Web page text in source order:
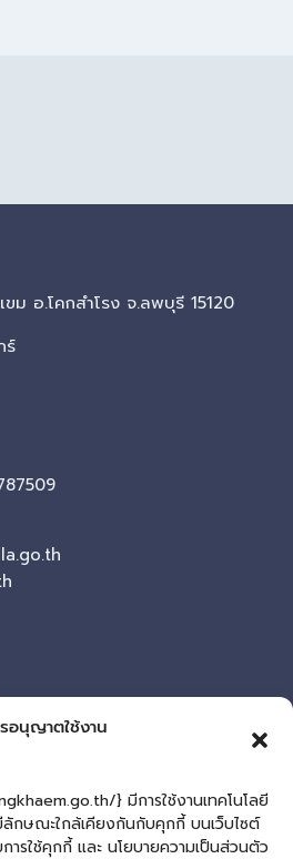
อนุญาตใช้งาน
} มีการใช้งานเทคโนโลยี
กษณะใกล้เคียงกันกับคุกกี้ บนเว็บไซต์
ารใช้คุกกี้ และ นโยบายความเป็นส่วนตัว
ม อ.โคกสำโรง จ.ลพบุรี 15120
ร์